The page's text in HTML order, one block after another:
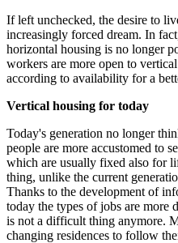
If left unchecked, the desire to
increasingly forced dream. In
horizontal housing is no longer
workers are more open to
according to availability for a
Vertical housing for today
Today's generation no longer
people are more accustomed to
which are usually fixed also for
thing, unlike the current
Thanks to the development of
today the types of jobs are more
is not a difficult thing anymore.
changing residences to follow